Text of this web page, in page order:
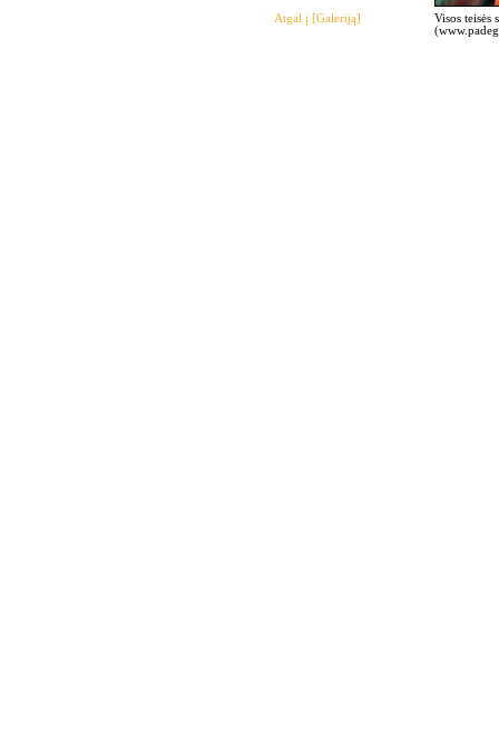
Atgal į [Galeriją]
Visos